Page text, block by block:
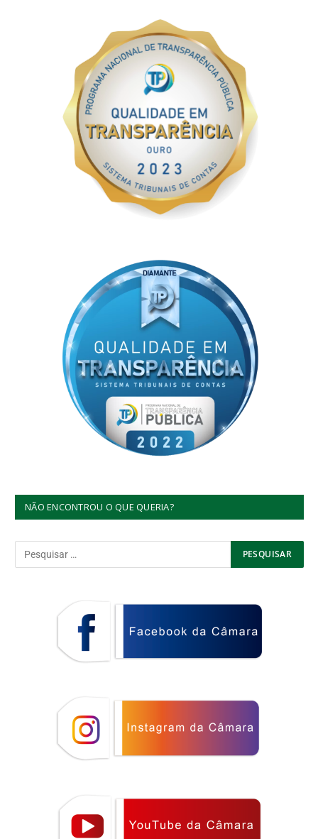
NÃO ENCONTROU O QUE QUERIA?